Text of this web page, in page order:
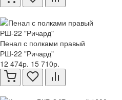
Пенал с полками правый
РШ-22 "Ричард"
12 474р. 15 710р.